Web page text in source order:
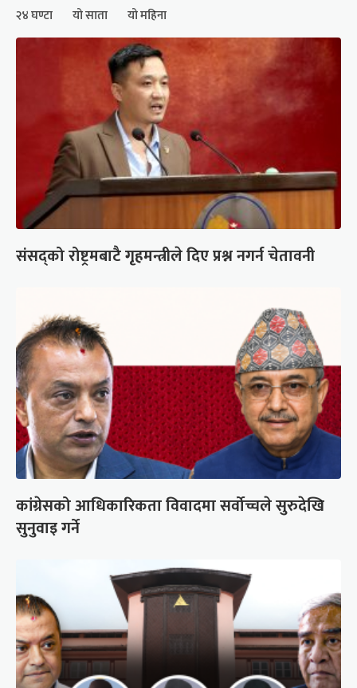
२४ घण्टा यो साता यो महिना
संसद्को रोष्ट्रमबाटै गृहमन्त्रीले दिए प्रश्न नगर्न चेतावनी
कांग्रेसको आधिकारिकता विवादमा सर्वोच्चले सुरुदेखि
सुनुवाइ गर्ने